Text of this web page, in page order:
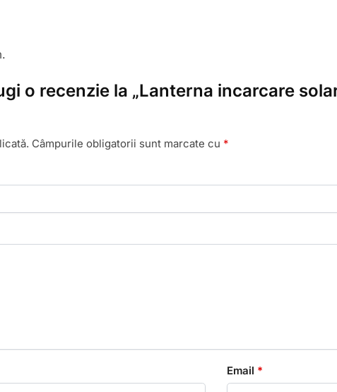
o recenzie la „Lanterna incarcare
Câmpurile obligatorii sunt marcate cu *
Email *